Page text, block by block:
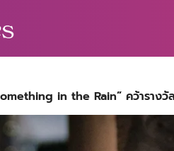
in the Rain” คว้าราง